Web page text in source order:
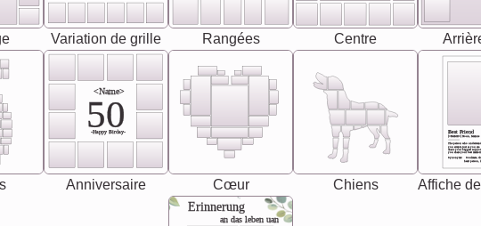
Variation de grille Rangées Centre
<Name>
50
-Happy Birday-
Anniversaire Cœur Chiens
Best Friend
[<NAME>] Noun, feminie
Synonyms:
heart person,
The person who
you accepts just as you
chaos your biggest
you share your best
Affiche
Erinnerung
an das leben uan